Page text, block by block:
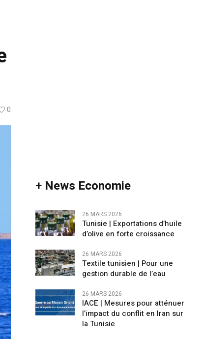
0
+ News Economie
26 MARS 2026
Tunisie | Exportations d’huile
d’olive en forte croissance
26 MARS 2026
Textile tunisien | Pour une
gestion durable de l’eau
26 MARS 2026
IACE | Mesures pour atténuer
l’impact du conflit en Iran sur
la Tunisie